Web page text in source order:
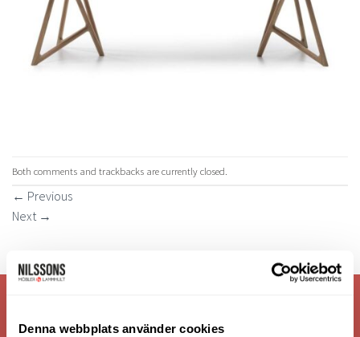
Denna webbplats använder cookies
Both comments and trackbacks are currently closed.
← Previous
Next →